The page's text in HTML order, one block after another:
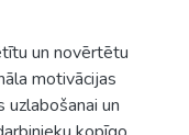
un novērtētu
motivācijas
un